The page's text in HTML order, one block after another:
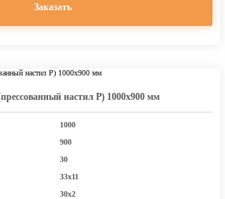
Заказать
настил Р) 1000х900 мм
1000
900
30
33х11
30х2